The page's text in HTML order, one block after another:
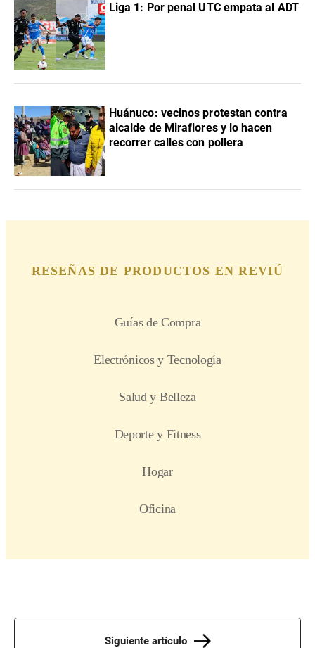
Liga 1: Por penal UTC empata al ADT
Huánuco: vecinos protestan contra
alcalde de Miraflores y lo hacen
recorrer calles con pollera
Siguiente artículo